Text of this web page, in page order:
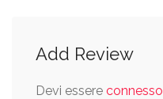
Add Review
Devi essere connesso